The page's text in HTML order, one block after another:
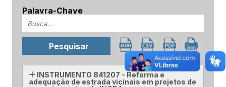
Palavra-Chave
INSTRUMENTO 841207 - Reforma e
adequação de estrada vicinais em projetos de